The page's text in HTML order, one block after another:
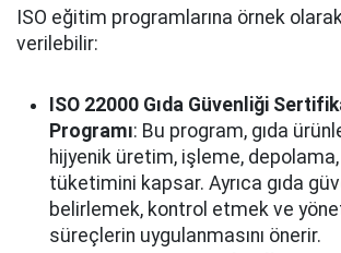
ISO eğitim programlarına örnek
verilebilir:
ISO 22000 Gıda Güvenliği
Programı: Bu program, gıda
hijyenik üretim, işleme, depolama,
tüketimini kapsar. Ayrıca gıda
belirlemek, kontrol etmek ve
süreçlerin uygulanmasını önerir.